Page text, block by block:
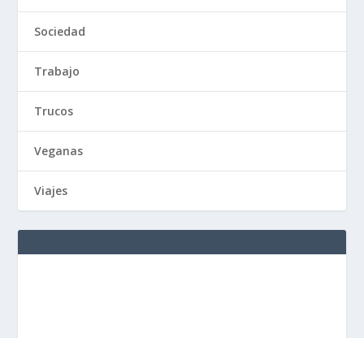
Sociedad
Trabajo
Trucos
Veganas
Viajes